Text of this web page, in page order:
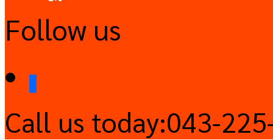
Follow us
Call us today:043-